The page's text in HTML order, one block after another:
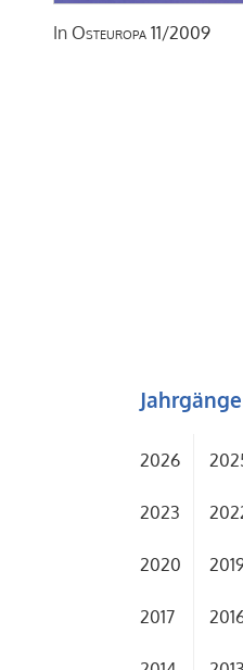
In Osteuropa 11/2009
Jahrgänge
2026
2023
2020
2017